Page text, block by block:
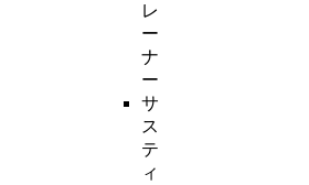
レ
ー
ナ
ー
サ
ス
テ
ィ